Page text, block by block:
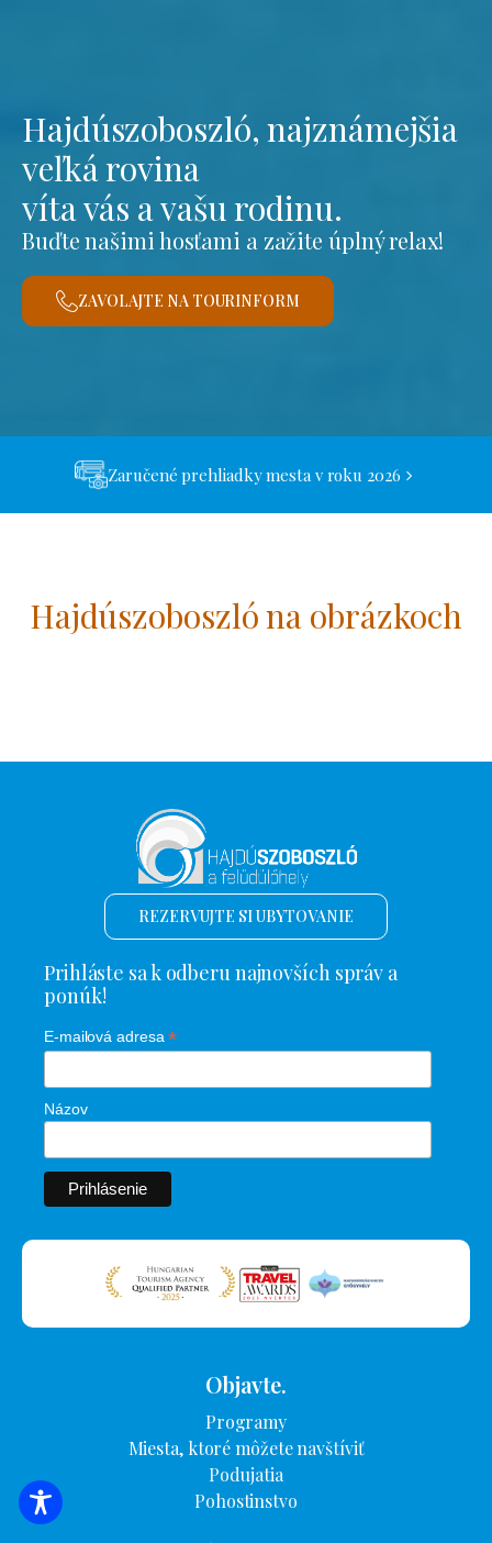
Hajdúszoboszló, najznámejšia
veľká rovina
víta vás a vašu rodinu.
Buďte našimi hosťami a zažite úplný relax!
ZAVOLAJTE NA TOURINFORM
Zaručené prehliadky mesta v roku 2026
Hajdúszoboszló na obrázkoch
VYHĽADÁVANIE UBYTOVANIA
REZERVUJTE SI UBYTOVANIE
Prihláste sa k odberu najnovších správ a
ponúk!
E-mailová adresa*
Názov
Objavte.
Programy
Miesta, ktoré môžete navštíviť
Podujatia
Pohostinstvo